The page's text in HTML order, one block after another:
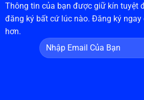
Thông tin của bạn được giữ kín tuyệt
đăng ký bất cứ lúc nào. Đăng ký
hơn.